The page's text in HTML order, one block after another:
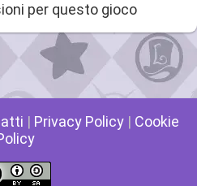
per questo gioco
| Privacy Policy | Cookie